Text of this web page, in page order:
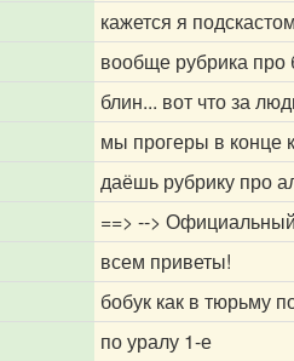
кажется я
вообще рубрика
блин... вот что за
мы прогеры в конце
даёшь рубрику про
==> -->
всем приветы!
бобук как в тюрьму
по уралу 1-е